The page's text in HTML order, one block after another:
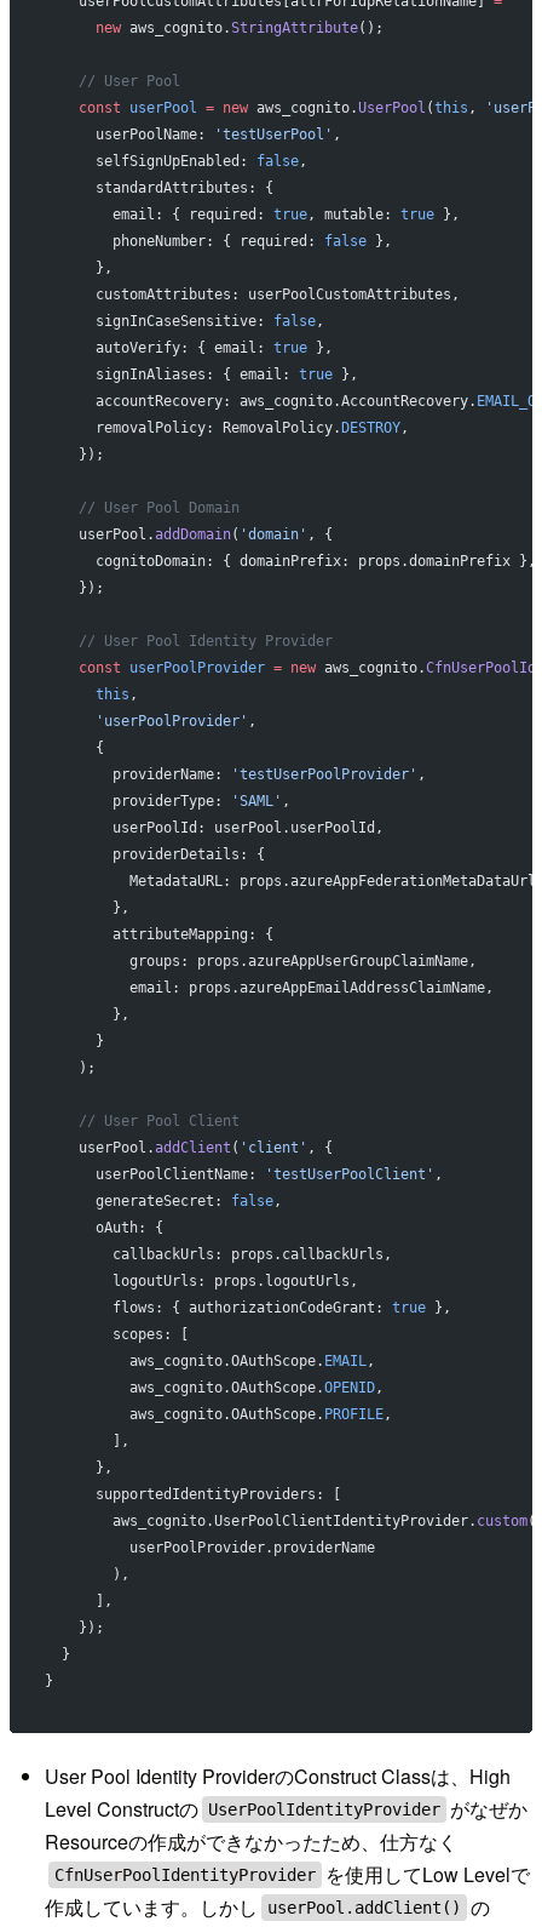
      new
aws_cognito.StringAttribute();
    // User Pool
    const
userPool = new aws_cognito.UserPool (this ,
      userPoolName:
'testUserPool' ,
      selfSignUpEnabled:
false,
      standardAttributes: {
        email: { required:
true, mutable: true },
        phoneNumber: { required:
false },
      },
      customAttributes: userPoolCustomAttributes,
      signInCaseSensitive:
false,
      autoVerify: { email:
true },
      signInAliases: { email:
true },
      accountRecovery: aws_cognito.AccountRecovery.
      removalPolicy: RemovalPolicy.
DESTROY,
    });
    // User Pool Domain
    userPool.
addDomain( 'domain' , {
      cognitoDomain: { domainPrefix: props.domainPrefix },
    });
    // User Pool Identity Provider
    const
userPoolProvider = new aws_cognito.
      this
,
      'userPoolProvider'
,
      {
        providerName:
'testUserPoolProvider' ,
        providerType:
'SAML' ,
        userPoolId: userPool.userPoolId,
        providerDetails: {
MetadataURL:
        },
        attributeMapping: {
          groups: props.azureAppUserGroupClaimName,
          email: props.azureAppEmailAddressClaimName,
        },
      }
    );
    // User Pool Client
    userPool.
addClient ( 'client' , {
      userPoolClientName:
'testUserPoolClient' ,
      generateSecret:
false,
      oAuth: {
        callbackUrls: props.callbackUrls,
        logoutUrls: props.logoutUrls,
        flows: { authorizationCodeGrant:
true },
        scopes: [
          aws_cognito.OAuthScope.
EMAIL ,
          aws_cognito.OAuthScope.
OPENID,
          aws_cognito.OAuthScope.
PROFILE,
        ],
      },
      supportedIdentityProviders: [
        aws_cognito.UserPoolClientIdentityProvider.
custom(
          userPoolProvider.providerName
        ),
      ],
    });
  }
}
User Pool Identity ProviderのConstruct Classは、High
Level Constructの UserPoolIdentityProvider がなぜか
Resourceの作成ができなかったため、仕方なく
CfnUserPoolIdentityProvider
を使用してLow Levelで
作成しています。しかし
userPool.addClient()
の